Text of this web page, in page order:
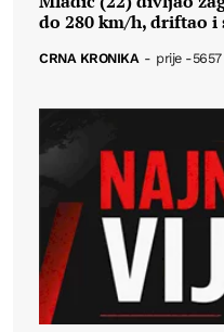
do 280 km/h, driftao i
CRNA KRONIKA - prije -